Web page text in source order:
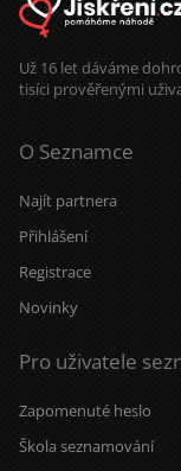
Už 16 let dáváme
tisíci prověřenými
O Seznamce
Najít partnera
Přihlášení
Registrace
Novinky
Pro uživatele
Zapomenuté heslo
Škola seznamování